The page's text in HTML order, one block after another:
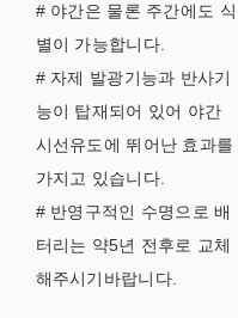
# 야간은 물론 주간에도 식
별이 가능합니다.
# 자제 발광기능과 반사기
능이 탑재되어 있어 야간
시선유도에 뛰어난 효과를
가지고 있습니다.
# 반영구적인 수명으로 배
터리는 약5년 전후로 교체
해주시기바랍니다.